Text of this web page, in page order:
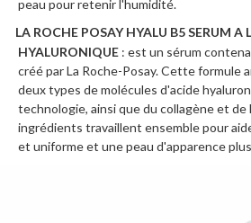
peau pour retenir l'humidité.
LA ROCHE POSAY HYALU B5 SERUM A
HYALURONIQUE : est un sérum
créé par La Roche-Posay. Cette formule
deux types de molécules d'acide
technologie, ainsi que du collagène et de
ingrédients travaillent ensemble pour
et uniforme et une peau d'apparence